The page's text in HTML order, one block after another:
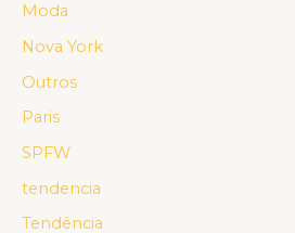
Moda
Nova York
Outros
Paris
SPFW
tendencia
Tendência